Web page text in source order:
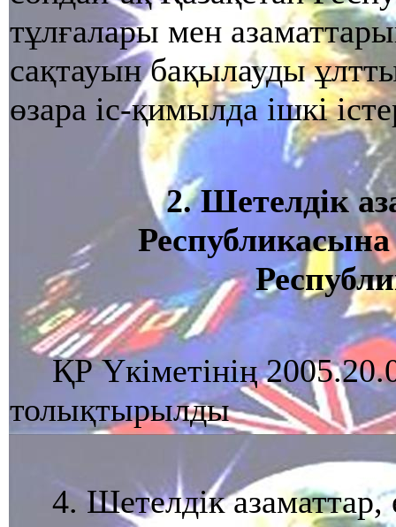
тұлғалары мен
сақтауын бақылауды
өзара iс-қимылда iшкi
2. Шетелдiк
ҚР Үкіметінің
толықтырылды
4. Шетелдiк азаматтар,